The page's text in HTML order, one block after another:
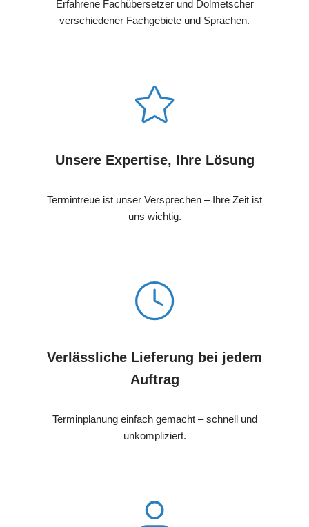
Erfahrene Fachübersetzer und Dolmetscher
verschiedener Fachgebiete und Sprachen.
Unsere Expertise, Ihre Lösung
Termintreue ist unser Versprechen – Ihre Zeit ist
uns wichtig.
Verlässliche Lieferung bei jedem
Auftrag
Terminplanung einfach gemacht – schnell und
unkompliziert.